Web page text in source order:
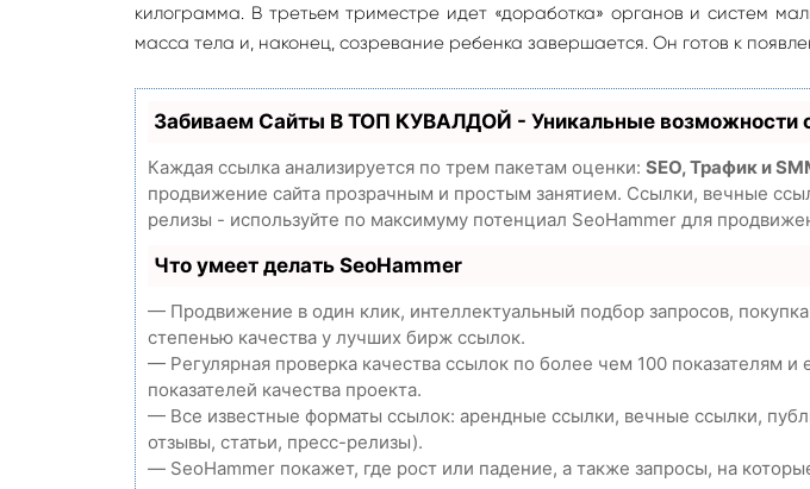
килограмма. В третьем триместре идет «доработка» органов и систем
масса тела и, наконец, созревание ребенка завершается. Он готов к
Забиваем Сайты В ТОП КУВАЛДОЙ - Уникальные возможности
Каждая ссылка анализируется по трем пакетам оценки: SEO, Трафик и
продвижение сайта прозрачным и простым занятием. Ссылки, вечные
релизы - используйте по максимуму потенциал SeoHammer для
Что умеет делать SeoHammer
— Продвижение в один клик, интеллектуальный подбор запросов,
степенью качества у лучших бирж ссылок.
— Регулярная проверка качества ссылок по более чем 100 показателям
показателей качества проекта.
— Все известные форматы ссылок: арендные ссылки, вечные ссылки,
отзывы, статьи, пресс-релизы).
— SeoHammer покажет, где рост или падение, а также запросы, на